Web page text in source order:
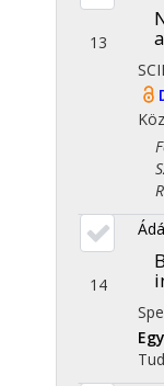
13
14